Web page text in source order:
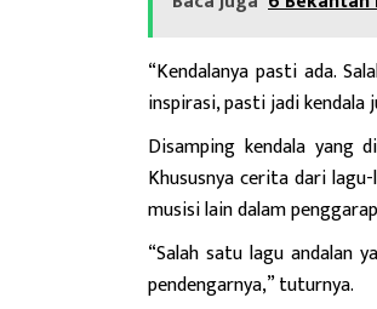
“Kendalanya pasti ada.
inspirasi, pasti jadi kendala
Disamping kendala yang
Khususnya cerita dari
musisi lain dalam
“Salah satu lagu andalan
pendengarnya,” tuturnya.